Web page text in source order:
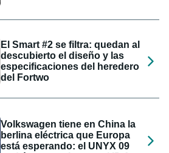
El Smart #2 se filtra: quedan al
descubierto el diseño y las
especificaciones del heredero
del Fortwo
Volkswagen tiene en China la
berlina eléctrica que Europa
está esperando: el UNYX 09